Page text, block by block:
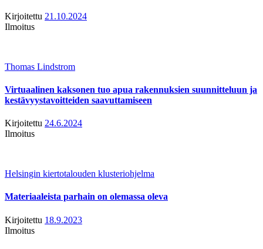
Kirjoitettu 21.10.2024
Ilmoitus
Thomas Lindstrom
Virtuaalinen kaksonen tuo apua rakennuksien suunnitteluun ja
kestävyystavoitteiden saavuttamiseen
Kirjoitettu 24.6.2024
Ilmoitus
Helsingin kiertotalouden klusteriohjelma
Materiaaleista parhain on olemassa oleva
Kirjoitettu 18.9.2023
Ilmoitus